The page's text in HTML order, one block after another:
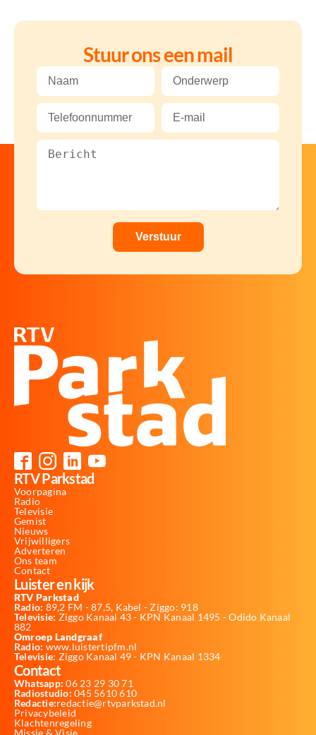
Stuur ons een mail
RTV Parkstad
Voorpagina
Radio
Televisie
Gemist
Nieuws
Vrijwilligers
Adverteren
Ons team
Contact
Luister en kijk
RTV Parkstad
Radio: 89,2 FM - 87,5, Kabel - Ziggo: 918
Televisie: Ziggo Kanaal 43 - KPN Kanaal 1495 - Odido Kanaal
882
Omroep Landgraaf
Radio: www.luistertipfm.nl
Televisie: Ziggo Kanaal 49 - KPN Kanaal 1334
Contact
Whatsapp: 06 23 29 30 71
Radiostudio: 045 5610 610
Redactie:redactie@rtvparkstad.nl
Privacybeleid
Klachtenregeling